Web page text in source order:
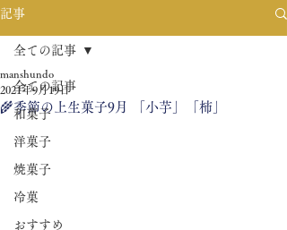
記事
全ての記事
和菓子
洋菓子
焼菓子
冷菓
おすすめ
全ての記事
🌾季節の上生菓子9月 「小芋」「柿」
manshundo
2021年9月19日